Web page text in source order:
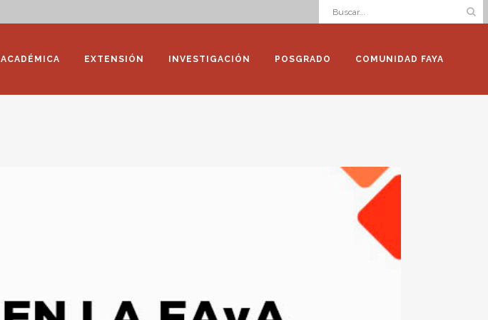
ACADÉMICA EXTENSIÓN INVESTIGACIÓN POSGRADO COMUNIDAD FAYA